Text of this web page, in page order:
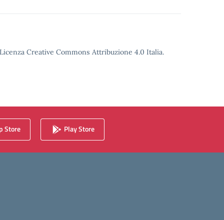
Creative Commons Attribuzione 4.0 Italia.
Store Play Store